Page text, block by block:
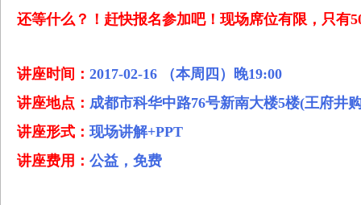
还等什么？！赶快报名参加吧！现场席位有限，只有
讲座时间： 2017-02-16 （本周四）晚19:00
讲座地点： 成都市科华中路76号新南大楼5楼(王府井
讲座形式： 现场讲解+PPT
讲座费用： 公益，免费